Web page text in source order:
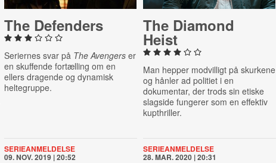
The Defenders
Seriernes svar på The Avengers er
en skuffende fortælling om en
ellers dragende og dynamisk
heltegruppe.
The Diamond
Heist
Man hepper modvilligt på skurkene
og hånler ad politiet i en
dokumentar, der trods sin etiske
slagside fungerer som en effektiv
kupthriller.
SERIEANMELDELSE
09. NOV. 2019 | 20:52
SERIEANMELDELSE
28. MAR. 2020 | 20:31